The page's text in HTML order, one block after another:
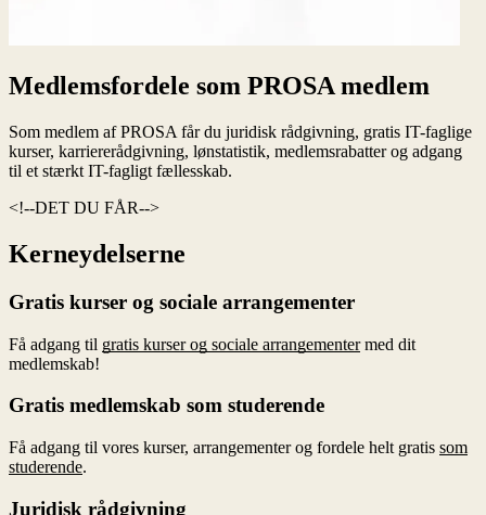
Medlemsfordele som PROSA medlem
Som medlem af PROSA får du juridisk rådgivning, gratis IT-faglige
kurser, karriererådgivning, lønstatistik, medlemsrabatter og adgang
til et stærkt IT-fagligt fællesskab.
DET DU FÅR
Kerneydelserne
Gratis kurser og sociale arrangementer
Få adgang til gratis kurser og sociale arrangementermed dit
medlemskab!
Gratis medlemskab som studerende
Få adgang til vores kurser, arrangementer og fordele helt gratis som
studerende.
Juridisk rådgivning